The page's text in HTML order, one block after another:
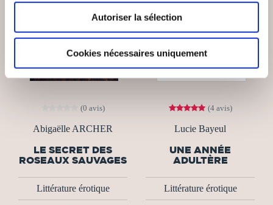
Autoriser la sélection
Cookies nécessaires uniquement
(0 avis)
Abigaëlle ARCHER
LE SECRET DES
ROSEAUX SAUVAGES
Littérature érotique
(4 avis)
Lucie Bayeul
UNE ANNÉE
ADULTÈRE
Littérature érotique